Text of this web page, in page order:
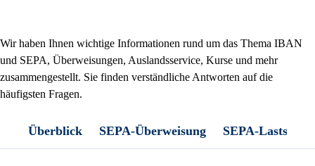
Wir haben Ihnen wichtige Informationen rund um das Thema IBAN
und SEPA, Überweisungen, Auslandsservice, Kurse und mehr
zusammengestellt. Sie finden verständliche Antworten auf die
häufigsten Fragen.
Überblick SEPA-Überweisung SEPA-